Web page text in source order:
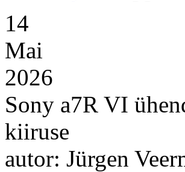
14
Mai
2026
Sony a7R VI
kiiruse
autor: Jürgen